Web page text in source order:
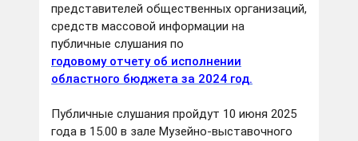
представителей общественных организаций,
средств массовой информации на
публичные слушания по
годовому отчету об исполнении
областного бюджета за 2024 год.
Публичные слушания пройдут 10 июня 2025
года в 15.00 в зале Музейно-выставочного